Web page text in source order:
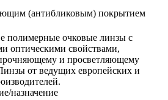
(антибликовым) покрытием
полимерные очковые линзы с
оптическими свойствами,
и просветляющему
от ведущих европейских и
назначение